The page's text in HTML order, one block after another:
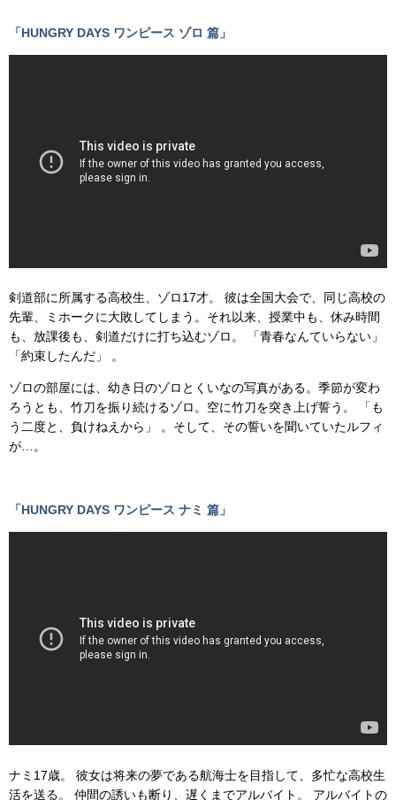
「HUNGRY DAYS ワンピース ゾロ 篇」
剣道部に所属する高校生、ゾロ17才。 彼は全国大会で、同じ高校の
先輩、ミホークに大敗してしまう。それ以来、授業中も、休み時間
も、放課後も、剣道だけに打ち込むゾロ。 「青春なんていらない」
「約束したんだ」 。
ゾロの部屋には、幼き日のゾロとくいなの写真がある。季節が変わ
ろうとも、竹刀を振り続けるゾロ。空に竹刀を突き上げ誓う。 「も
う二度と、負けねえから」 。そして、その誓いを聞いていたルフィ
が…。
「HUNGRY DAYS ワンピース ナミ 篇」
ナミ17歳。 彼女は将来の夢である航海士を目指して、多忙な高校生
活を送る。 仲間の誘いも断り、遅くまでアルバイト。 アルバイトの